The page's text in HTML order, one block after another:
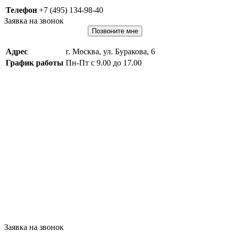
Телефон +7 (495) 134-98-40
Заявка на звонок
Позвоните мне
Адрес
г. Москва, ул. Буракова, 6
График работы Пн-Пт с 9.00 до 17.00
Заявка на звонок